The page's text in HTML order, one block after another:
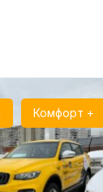
Комфорт +